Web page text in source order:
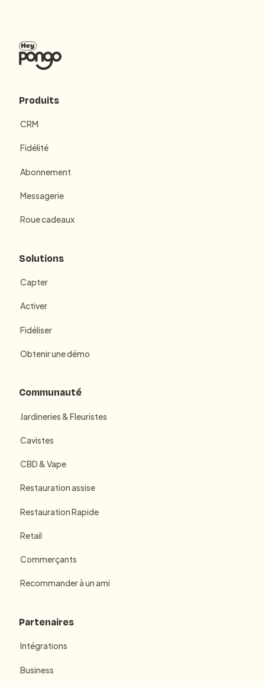
Produits
CRM
Fidélité
Abonnement
Messagerie
Roue cadeaux
Solutions
Capter
Activer
Fidéliser
Obtenir une démo
Communauté
Jardineries & Fleuristes
Cavistes
CBD & Vape
Restauration assise
Restauration Rapide
Retail
Commerçants
Recommander à un ami
Partenaires
Intégrations
Business